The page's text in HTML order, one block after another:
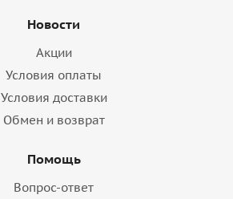
Новости
Акции
Условия оплаты
Условия доставки
Обмен и возврат
Помощь
Вопрос-ответ